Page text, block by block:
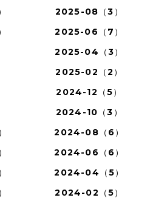
2025-08（3）
2025-06（7）
2025-04（3）
2025-02（2）
2024-12（5）
2024-10（3）
2024-08（6）
2024-06（6）
2024-04（5）
2024-02（5）